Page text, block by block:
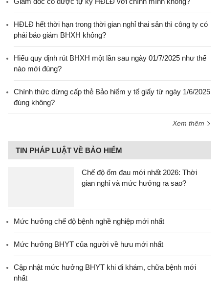
HĐLĐ hết thời hạn trong thời gian nghỉ thai sản thì công ty có
phải báo giảm BHXH không?
Hiểu quy định rút BHXH một lần sau ngày 01/7/2025 như thế
nào mới đúng?
Chính thức dừng cấp thẻ Bảo hiểm y tế giấy từ ngày 1/6/2025
đúng không?
Xem thêm
TIN PHÁP LUẬT VỀ BẢO HIỂM
Chế độ ốm đau mới nhất 2026: Thời
gian nghỉ và mức hưởng ra sao?
Mức hưởng chế độ bệnh nghề nghiệp mới nhất
Mức hưởng BHYT của người về hưu mới nhất
Cập nhật mức hưởng BHYT khi đi khám, chữa bệnh mới
nhất